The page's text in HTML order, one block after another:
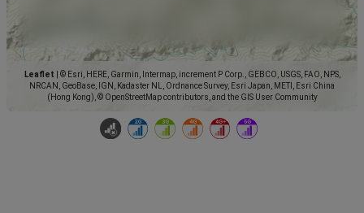
Leaflet
© Esri, HERE, Garmin, Intermap, increment P Corp., GEBCO, USGS, FAO, NPS,
NRCAN, GeoBase, IGN, Kadaster NL, Ordnance Survey, Esri Japan, METI, Esri China
(Hong Kong), © OpenStreetMap contributors, and the GIS User Community